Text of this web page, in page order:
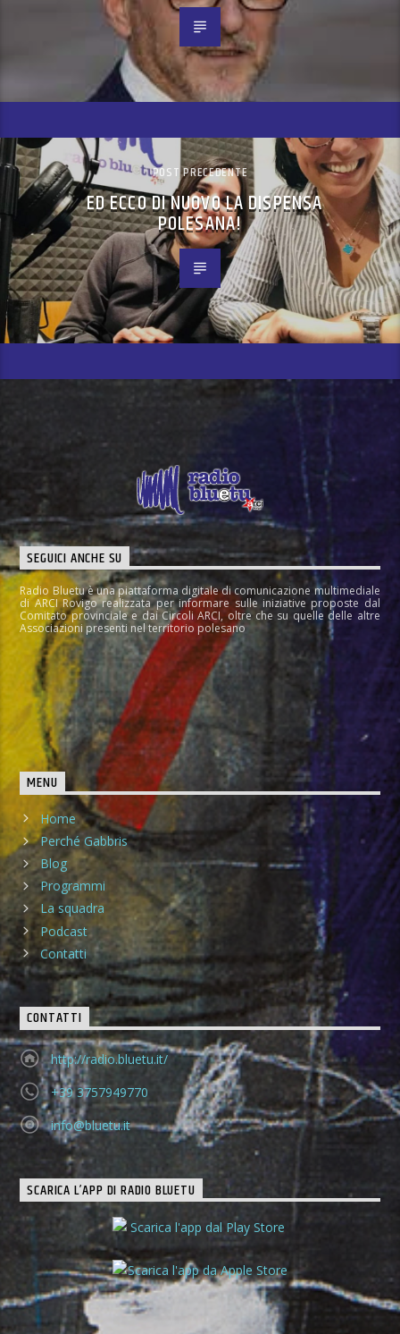
POST PRECEDENTE
ED ECCO DI NUOVO LA DISPENSA
POLESANA!
SEGUICI ANCHE SU
Radio Bluetu è una piattaforma digitale di comunicazione multimediale
di ARCI Rovigo realizzata per informare sulle iniziative proposte dal
Comitato provinciale e dai Circoli ARCI, oltre che su quelle delle altre
Associazioni presenti nel territorio polesano
MENU
Home
Perché Gabbris
Blog
Programmi
La squadra
Podcast
Contatti
CONTATTI
http://radio.bluetu.it/
+39 3757949770
info@bluetu.it
SCARICA L’APP DI RADIO BLUETU